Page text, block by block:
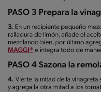
PASO 3 Prepara la
3. En un recipiente pequeño
ralladura de limón, añade el
mezclando bien, por último
MAGGI® e integra todo de
PASO 4 Sazona la
4. Vierte la mitad de la vinagreta
y agrega la otra mitad a los